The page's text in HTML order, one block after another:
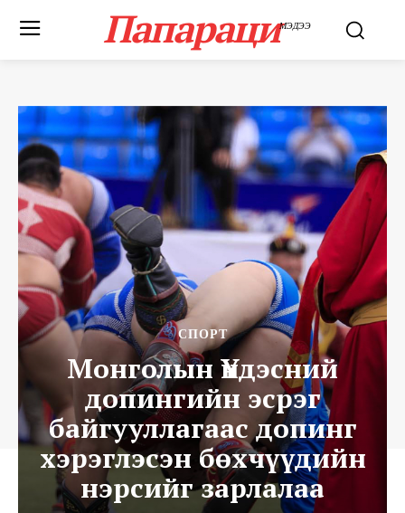
ПапарациМЭДЭЭ
СПОРТ
Монголын Үндэсний
допингийн эсрэг
байгууллагаас допинг
хэрэглэсэн бөхчүүдийн
нэрсийг зарлалаа